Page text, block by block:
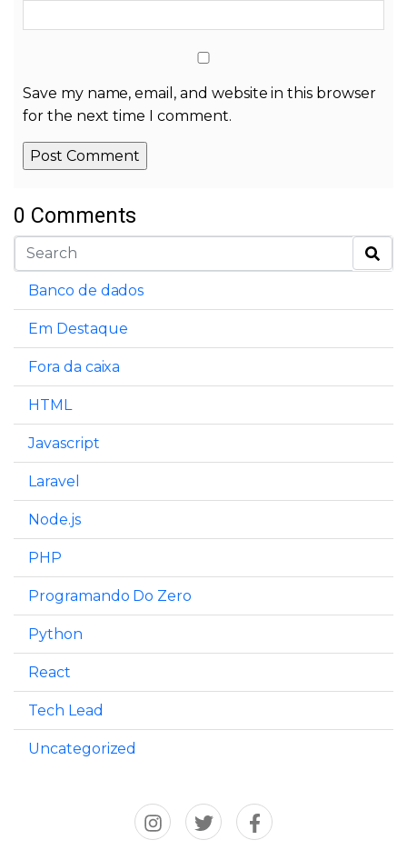
Save my name, email, and website in this browser
for the next time I comment.
Alternative:
0 Comments
Banco de dados
Em Destaque
Fora da caixa
HTML
Javascript
Laravel
Node.js
PHP
Programando Do Zero
Python
React
Tech Lead
Uncategorized